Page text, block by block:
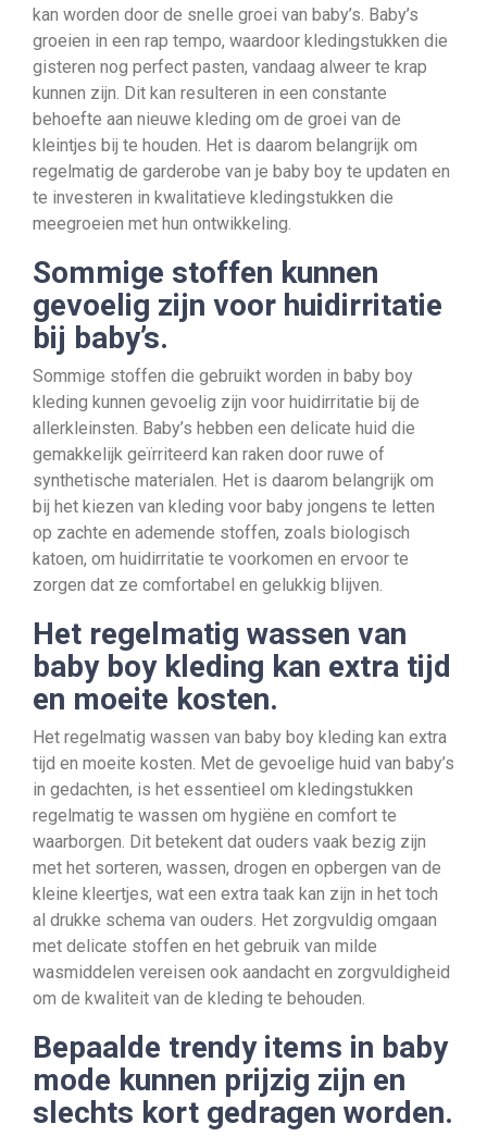
kan worden door de snelle groei van baby’s. Baby’s
groeien in een rap tempo, waardoor kledingstukken die
gisteren nog perfect pasten, vandaag alweer te krap
kunnen zijn. Dit kan resulteren in een constante
behoefte aan nieuwe kleding om de groei van de
kleintjes bij te houden. Het is daarom belangrijk om
regelmatig de garderobe van je baby boy te updaten en
te investeren in kwalitatieve kledingstukken die
meegroeien met hun ontwikkeling.
Sommige stoffen kunnen
gevoelig zijn voor huidirritatie
bij baby’s.
Sommige stoffen die gebruikt worden in baby boy
kleding kunnen gevoelig zijn voor huidirritatie bij de
allerkleinsten. Baby’s hebben een delicate huid die
gemakkelijk geïrriteerd kan raken door ruwe of
synthetische materialen. Het is daarom belangrijk om
bij het kiezen van kleding voor baby jongens te letten
op zachte en ademende stoffen, zoals biologisch
katoen, om huidirritatie te voorkomen en ervoor te
zorgen dat ze comfortabel en gelukkig blijven.
Het regelmatig wassen van
baby boy kleding kan extra tijd
en moeite kosten.
Het regelmatig wassen van baby boy kleding kan extra
tijd en moeite kosten. Met de gevoelige huid van baby’s
in gedachten, is het essentieel om kledingstukken
regelmatig te wassen om hygiëne en comfort te
waarborgen. Dit betekent dat ouders vaak bezig zijn
met het sorteren, wassen, drogen en opbergen van de
kleine kleertjes, wat een extra taak kan zijn in het toch
al drukke schema van ouders. Het zorgvuldig omgaan
met delicate stoffen en het gebruik van milde
wasmiddelen vereisen ook aandacht en zorgvuldigheid
om de kwaliteit van de kleding te behouden.
Bepaalde trendy items in baby
mode kunnen prijzig zijn en
slechts kort gedragen worden.